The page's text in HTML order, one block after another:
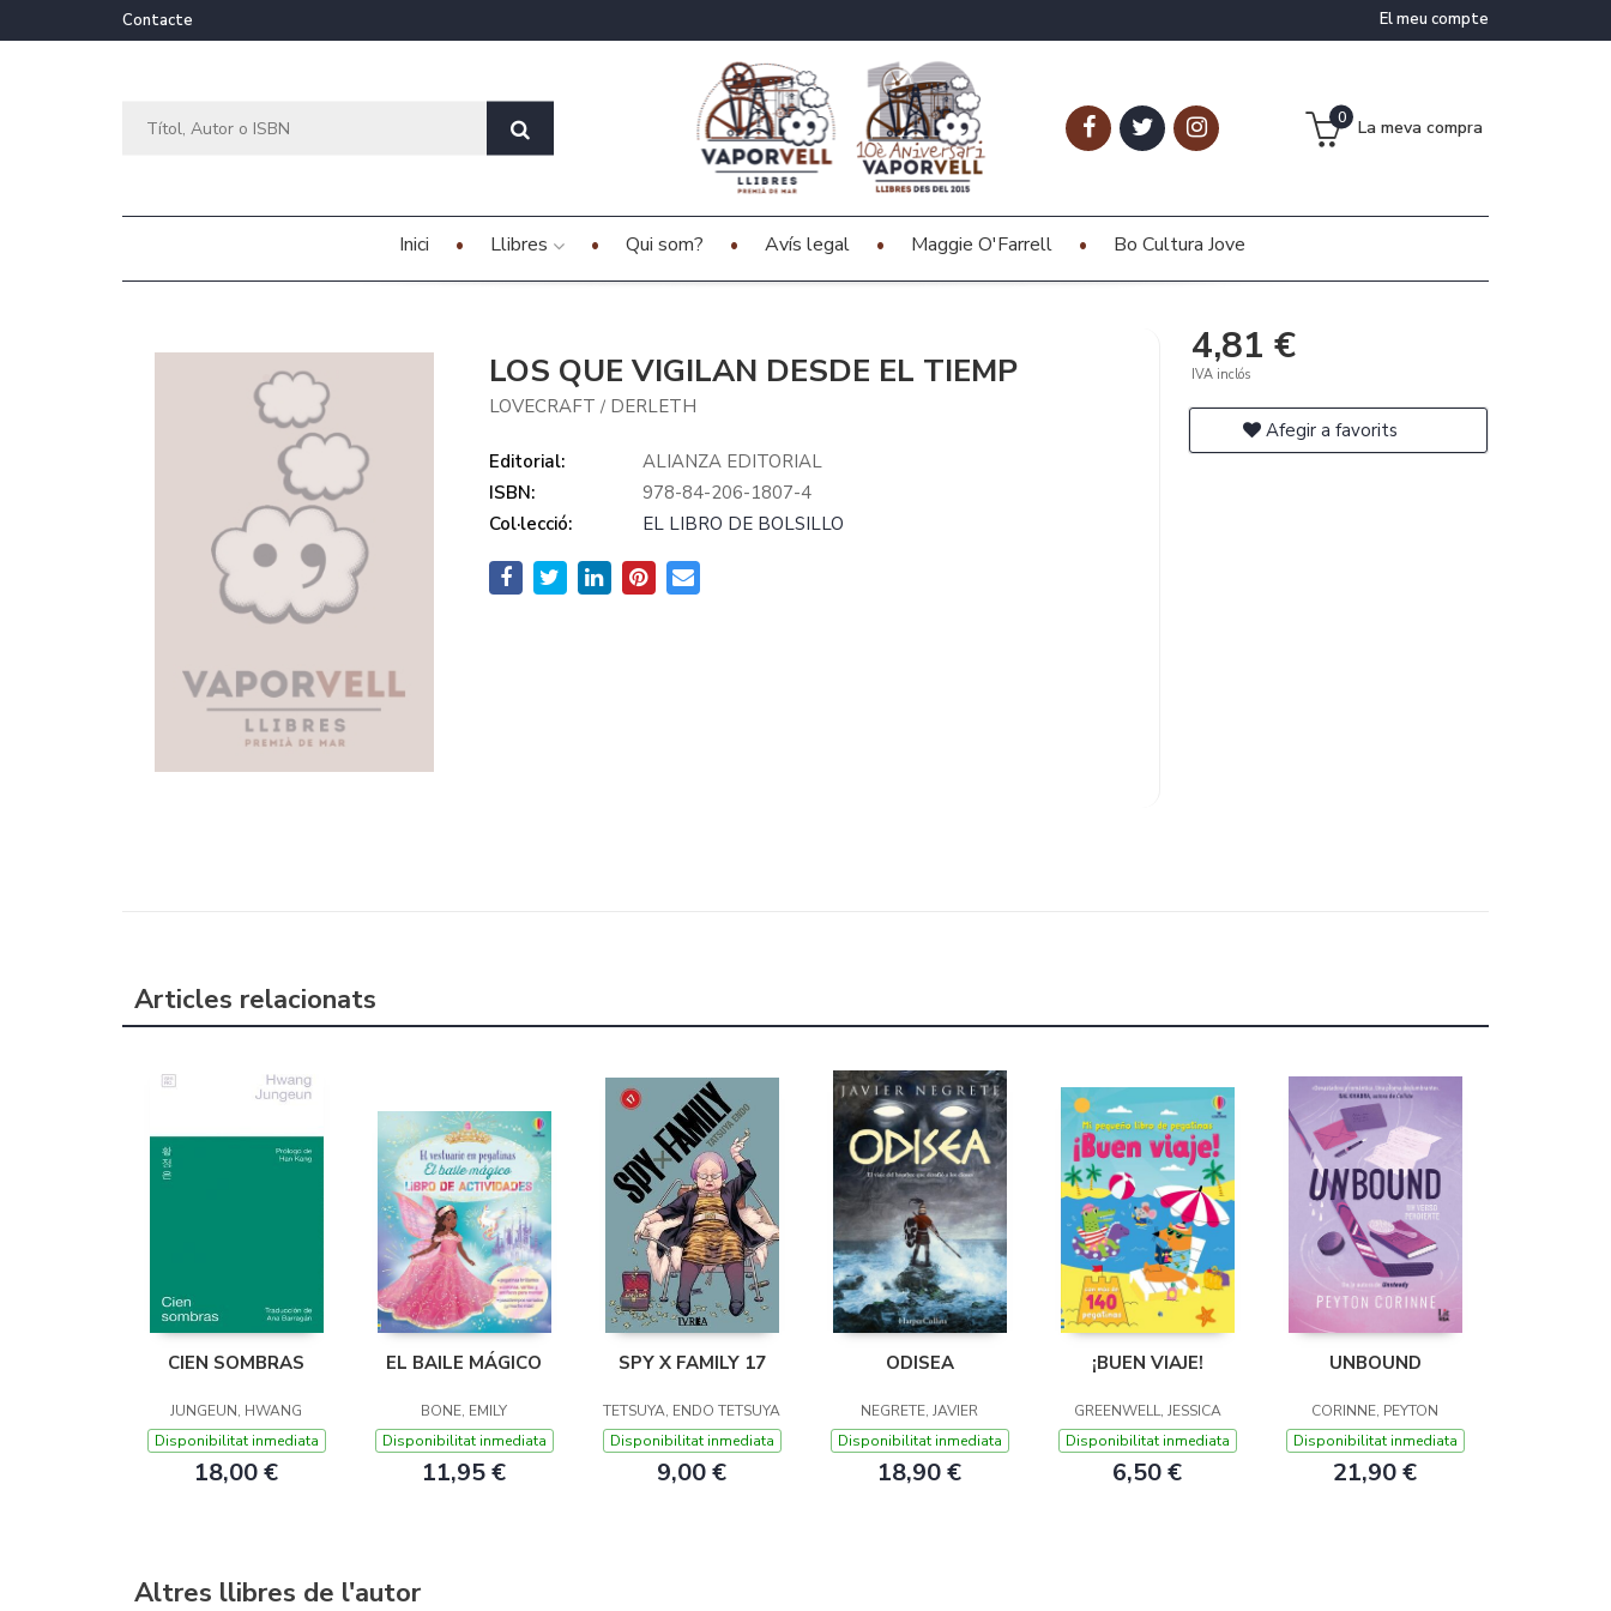
El meu compte
Contacte
La meva compra
0
Inici Llibres Qui som? Avís legal Maggie O'Farrell Bo Cultura Jove
LOS QUE VIGILAN DESDE EL TIEMP
LOVECRAFT / DERLETH
Editorial:
ALIANZA EDITORIAL
ISBN:
978-84-206-1807-4
Col·lecció:
EL LIBRO DE BOLSILLO
4,81 €
IVA inclós
Afegir a favorits
Articles relacionats
CIEN SOMBRAS
JUNGEUN, HWANG
Disponibilitat inmediata
18,00 €
EL BAILE MÁGICO
BONE, EMILY
Disponibilitat inmediata
11,95 €
SPY X FAMILY 17
TETSUYA, ENDO TETSUYA
Disponibilitat inmediata
9,00 €
ODISEA
NEGRETE, JAVIER
Disponibilitat inmediata
18,90 €
¡BUEN VIAJE!
GREENWELL, JESSICA
Disponibilitat inmediata
6,50 €
UNBOUND
CORINNE, PEYTON
Disponibilitat inmediata
21,90 €
Altres llibres de l'autor